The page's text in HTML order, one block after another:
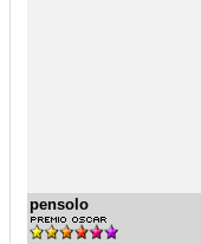
pensolo